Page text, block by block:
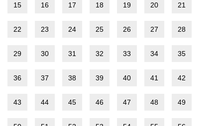
15 16 17 18 19 20 21
22 23 24 25 26 27 28
29 30 31 32 33 34 35
36 37 38 39 40 41 42
43 44 45 46 47 48 49